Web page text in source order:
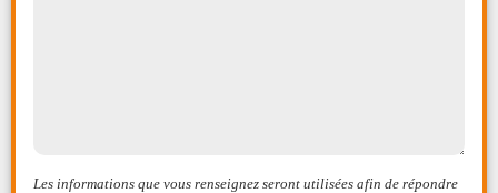
Les informations que vous renseignez seront utilisées afin de répondre